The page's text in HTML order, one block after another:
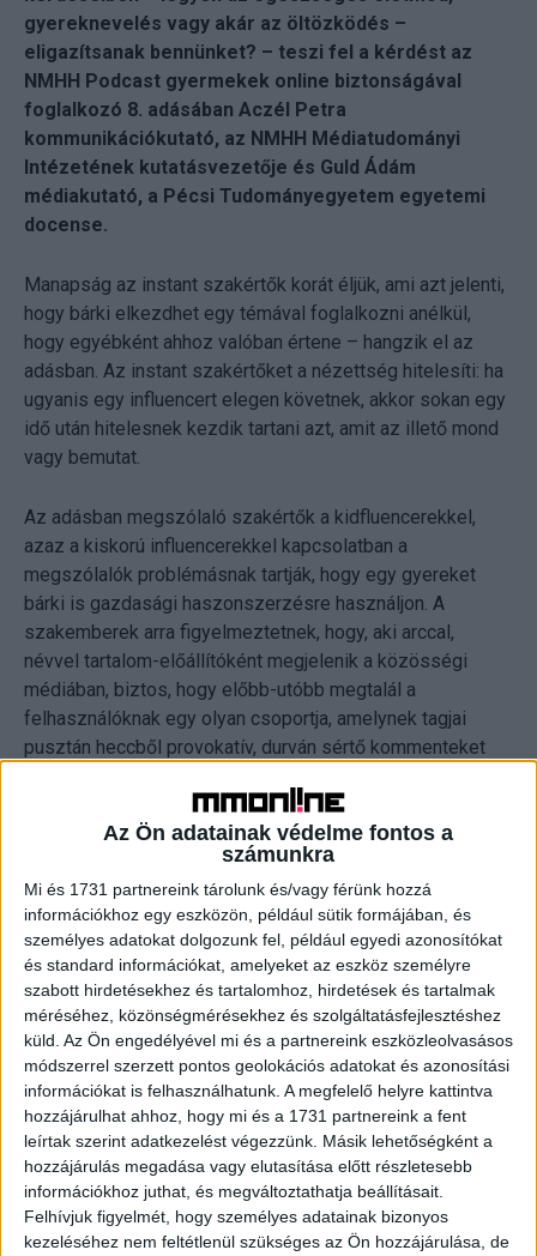
Az Ön adatainak védelme fontos a
számunkra
Mi és 1731 partnereink tárolunk és/vagy férünk hozzá
információkhoz egy eszközön, például sütik formájában, és
személyes adatokat dolgozunk fel, például egyedi azonosítókat
és standard információkat, amelyeket az eszköz személyre
szabott hirdetésekhez és tartalomhoz, hirdetések és tartalmak
méréséhez, közönségmérésekhez és szolgáltatásfejlesztéshez
küld. Az Ön engedélyével mi és a partnereink eszközleolvasásos
módszerrel szerzett pontos geolokációs adatokat és azonosítási
információkat is felhasználhatunk. A megfelelő helyre kattintva
hozzájárulhat ahhoz, hogy mi és a 1731 partnereink a fent
leírtak szerint adatkezelést végezzünk. Másik lehetőségként a
hozzájárulás megadása vagy elutasítása előtt részletesebb
információkhoz juthat, és megváltoztathatja beállításait.
Felhívjuk figyelmét, hogy személyes adatainak bizonyos
kezeléséhez nem feltétlenül szükséges az Ön hozzájárulása, de
gyereknevelés vagy akár az öltözködés –
eligazítsanak bennünket? – teszi fel a kérdést az
NMHH Podcast gyermekek online biztonságával
foglalkozó 8. adásában Aczél Petra
kommunikációkutató, az NMHH Médiatudományi
Intézetének kutatásvezetője és Guld Ádám
médiakutató, a Pécsi Tudományegyetem egyetemi
docense.
Manapság az instant szakértők korát éljük, ami azt jelenti,
hogy bárki elkezdhet egy témával foglalkozni anélkül,
hogy egyébként ahhoz valóban értene – hangzik el az
adásban. Az instant szakértőket a nézettség hitelesíti: ha
ugyanis egy influencert elegen követnek, akkor sokan egy
idő után hitelesnek kezdik tartani azt, amit az illető mond
vagy bemutat.
Az adásban megszólaló szakértők a kidfluencerekkel,
azaz a kiskorú influencerekkel kapcsolatban a
megszólalók problémásnak tartják, hogy egy gyereket
bárki is gazdasági haszonszerzésre használjon. A
szakemberek arra figyelmeztetnek, hogy, aki arccal,
névvel tartalom-előállítóként megjelenik a közösségi
médiában, biztos, hogy előbb-utóbb megtalál a
felhasználóknak egy olyan csoportja, amelynek tagjai
pusztán heccből provokatív, durván sértő kommenteket
érett ahhoz, hogy az ilyen jellegű támadásokat a helyén
A kidfluencerekre tehát a gyermekmunka árnyéka vetül,
emellett soha nem lehet igazán jól megítélni, hogy 10-15
év elmúltával a már felnőtt gyermek karakterének
boldogulását a gyermekkori nyilvános szereplés hogyan
befolyásolja. Miért tetováltatnánk a gyermekünk lelkére
olyan billogot, amely egy életen át kísértheti? – teszi fel a
kérdést az adásban Aczél Petra.
A figyelemért folytatott versenyben a legtöbb influencer
arra kényszerül, hogy ne a valóságot mutassa be, hanem
egy túlszínezett, túlfilterezett, a valóságtól
elrugaszkodott illúziót keltsen, és ezzel a gyerekek
nincsenek tisztában – mint ahogy azzal sem, hogy az